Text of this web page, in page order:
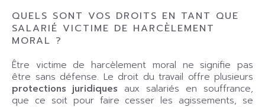
QUELS SONT VOS DROITS EN TANT QUE
SALARIÉ VICTIME DE HARCÈLEMENT
MORAL ?
Être victime de harcèlement moral ne signifie pas
être sans défense. Le droit du travail offre plusieurs
protections juridiques aux salariés en souffrance,
que ce soit pour faire cesser les agissements, se